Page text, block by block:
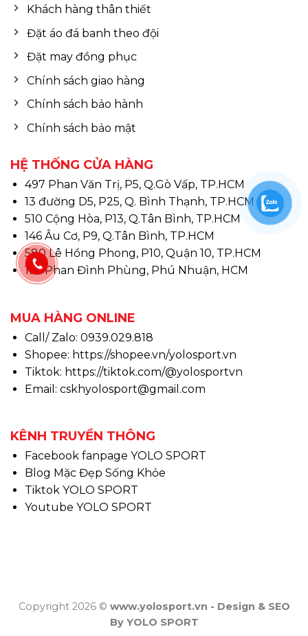
Khách hàng thân thiết
Đặt áo đá banh theo đội
Đặt may đồng phục
Chính sách giao hàng
Chính sách bảo hành
Chính sách bảo mật
HỆ THỐNG CỬA HÀNG
497 Phan Văn Trị, P5, Q.Gò Vấp, TP.HCM
13 đường D5, P25, Q. Bình Thạnh, TP.HCM
510 Cộng Hòa, P13, Q.Tân Bình, TP.HCM
146 Âu Cơ, P9, Q.Tân Bình, TP.HCM
580 Lê Hồng Phong, P10, Quận 10, TP.HCM
195 Phan Đình Phùng, Phú Nhuận, HCM
MUA HÀNG ONLINE
Call/ Zalo: 0939.029.818
Shopee: https://shopee.vn/yolosport.vn
Tiktok: https://tiktok.com/@yolosportvn
Email: cskhyolosport@gmail.com
KÊNH TRUYỀN THÔNG
Facebook fanpage YOLO SPORT
Blog Mặc Đẹp Sống Khỏe
Tiktok YOLO SPORT
Youtube YOLO SPORT
Copyright 2026 © www.yolosport.vn - Design & SEO
By YOLO SPORT